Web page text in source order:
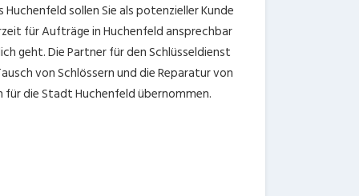
sollen Sie als potenzieller Kunde
für Aufträge in Huchenfeld ansprechbar
geht. Die Partner für den Schlüsseldienst
von Schlössern und die Reparatur von
die Stadt Huchenfeld übernommen.